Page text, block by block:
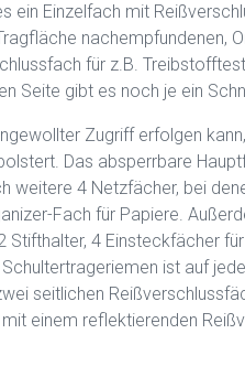
ein Einzelfach mit
nachempfundenen,
für z.B.
Seite gibt es noch je ein
Zugriff erfolgen
Das absperrbare
weitere 4 Netzfächer, bei
Fach für Papiere.
Stifthalter, 4 Einsteckfächer
Schultertrageriemen ist auf
seitlichen
einem reflektierenden